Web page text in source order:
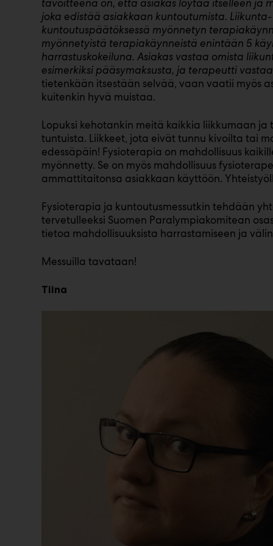
tavoitteena on, että asiakas löytää itselleen ja
joka edistää asiakkaan kuntoutumista.
kuntoutuspäätöksessä myönnetyn
myönnetyistä terapiakäynneistä enintään 5
harrastuskokeiluna. Asiakas vastaa omista
esimerkiksi pääsymaksusta, ja terapeutti
tietenkään itsestään selvää, vaan vaatii myös
kuitenkin hyvä muistaa.
Lopuksi kehotankin meitä kaikkia liikkumaan
tuntuista. Liikkeet, jota eivät tunnu kivoilta tai
edessäpäin! Fysioterapia on mahdollisuus
myönnetty. Se on myös mahdollisuus
ammattitaitonsa asiakkaan käyttöön.
Fysioterapia ja kuntoutusmessutkin tehdään
tervetulleeksi Suomen Paralympiakomitean
tietoa mahdollisuuksista harrastamiseen ja
Messuilla tavataan!
Tiina